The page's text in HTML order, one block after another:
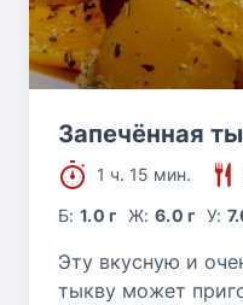
Запечённая
1 ч. 15 мин.
Б:1.0 г Ж: 6.0 г У:
Эту вкусную и
тыкву может